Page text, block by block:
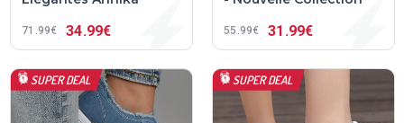
71 99€ 34 99€ 55 99€ 31 99€
SUPER DEAL SUPER DEAL